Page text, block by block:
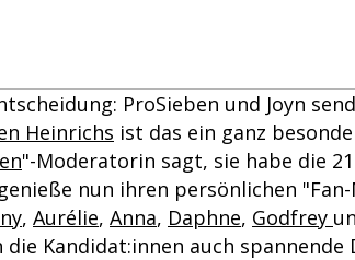
ProSieben und Joyn
Heinrichs ist das ein ganz
"-Moderatorin sagt, sie habe die
nun ihren persönlichen
, Aurélie, Anna, Daphne, Godfrey
Kandidat:innen auch spannende